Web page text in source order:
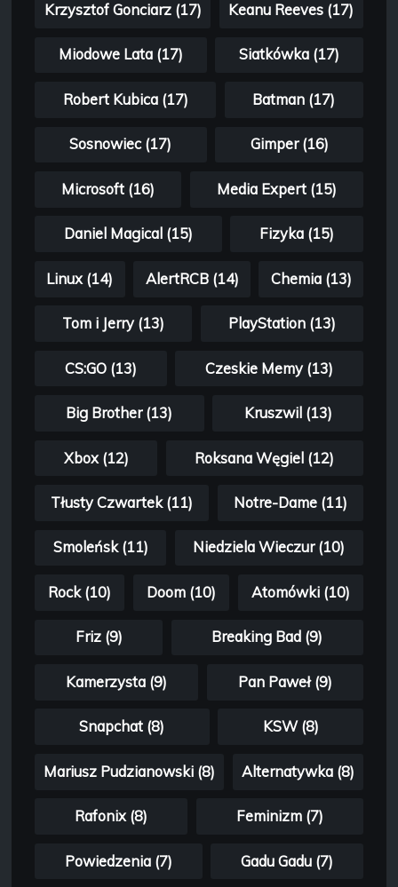
Krzysztof Gonciarz (17) Keanu Reeves (17)
Miodowe Lata (17) Siatkówka (17)
Robert Kubica (17) Batman (17)
Sosnowiec (17) Gimper (16)
Microsoft (16) Media Expert (15)
Daniel Magical (15) Fizyka (15)
Linux (14) AlertRCB (14) Chemia (13)
Tom i Jerry (13) PlayStation (13)
CS:GO (13) Czeskie Memy (13)
Big Brother (13) Kruszwil (13)
Xbox (12) Roksana Węgiel (12)
Tłusty Czwartek (11) Notre-Dame (11)
Smoleńsk (11) Niedziela Wieczur (10)
Rock (10) Doom (10) Atomówki (10)
Friz (9) Breaking Bad (9)
Kamerzysta (9) Pan Paweł (9)
Snapchat (8) KSW (8)
Mariusz Pudzianowski (8) Alternatywka (8)
Rafonix (8) Feminizm (7)
Powiedzenia (7) Gadu Gadu (7)